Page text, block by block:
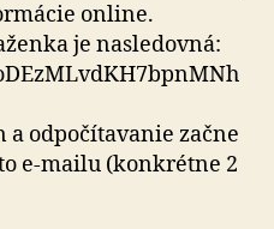
online.
je nasledovná:
a odpočítavanie začne
e-mailu (konkrétne 2